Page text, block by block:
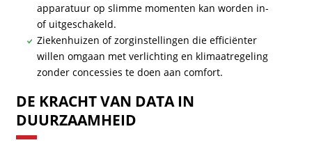
apparatuur op slimme momenten kan worden in-
of uitgeschakeld.
Ziekenhuizen of zorginstellingen die efficiënter
willen omgaan met verlichting en klimaatregeling
zonder concessies te doen aan comfort.
DE KRACHT VAN DATA IN
DUURZAAMHEID